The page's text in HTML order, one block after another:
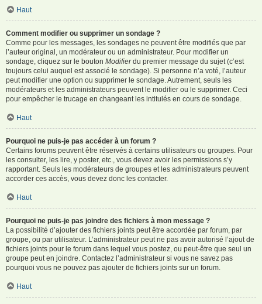
Haut
Comment modifier ou supprimer un sondage ?
Comme pour les messages, les sondages ne peuvent être modifiés que par
l’auteur original, un modérateur ou un administrateur. Pour modifier un
sondage, cliquez sur le bouton Modifierdu premier message du sujet (c’est
toujours celui auquel est associé le sondage). Si personne n’a voté, l’auteur
peut modifier une option ou supprimer le sondage. Autrement, seuls les
modérateurs et les administrateurs peuvent le modifier ou le supprimer. Ceci
pour empêcher le trucage en changeant les intitulés en cours de sondage.
Haut
Pourquoi ne puis-je pas accéder à un forum ?
Certains forums peuvent être réservés à certains utilisateurs ou groupes. Pour
les consulter, les lire, y poster, etc., vous devez avoir les permissions s’y
rapportant. Seuls les modérateurs de groupes et les administrateurs peuvent
accorder ces accès, vous devez donc les contacter.
Haut
Pourquoi ne puis-je pas joindre des fichiers à mon message ?
La possibilité d’ajouter des fichiers joints peut être accordée par forum, par
groupe, ou par utilisateur. L’administrateur peut ne pas avoir autorisé l’ajout de
fichiers joints pour le forum dans lequel vous postez, ou peut-être que seul un
groupe peut en joindre. Contactez l’administrateur si vous ne savez pas
pourquoi vous ne pouvez pas ajouter de fichiers joints sur un forum.
Haut